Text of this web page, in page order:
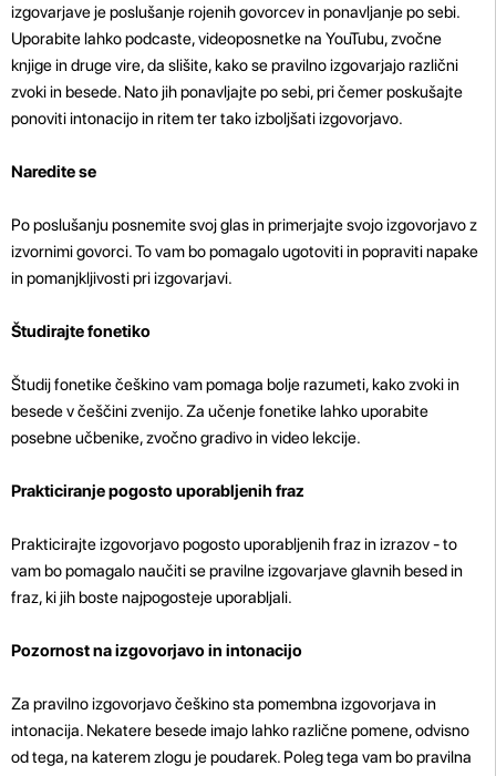
izgovarjave je poslušanje rojenih govorcev in ponavljanje po sebi.
Uporabite lahko podcaste, videoposnetke na YouTubu, zvočne
knjige in druge vire, da slišite, kako se pravilno izgovarjajo različni
zvoki in besede. Nato jih ponavljajte po sebi, pri čemer poskušajte
ponoviti intonacijo in ritem ter tako izboljšati izgovorjavo.
Naredite se
Po poslušanju posnemite svoj glas in primerjajte svojo izgovorjavo z
izvornimi govorci. To vam bo pomagalo ugotoviti in popraviti napake
in pomanjkljivosti pri izgovarjavi.
Študirajte fonetiko
Študij fonetike češkino vam pomaga bolje razumeti, kako zvoki in
besede v češčini zvenijo. Za učenje fonetike lahko uporabite
posebne učbenike, zvočno gradivo in video lekcije.
Prakticiranje pogosto uporabljenih fraz
Prakticirajte izgovorjavo pogosto uporabljenih fraz in izrazov - to
vam bo pomagalo naučiti se pravilne izgovarjave glavnih besed in
fraz, ki jih boste najpogosteje uporabljali.
Pozornost na izgovorjavo in intonacijo
Za pravilno izgovorjavo češkino sta pomembna izgovorjava in
intonacija. Nekatere besede imajo lahko različne pomene, odvisno
od tega, na katerem zlogu je poudarek. Poleg tega vam bo pravilna